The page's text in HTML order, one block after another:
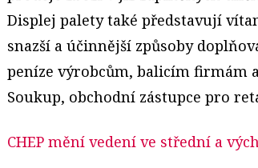
Displej palety také představují
snazší a účinnější způsoby
peníze výrobcům, balicím firmám
Soukup, obchodní zástupce pro
CHEP mění vedení ve střední a